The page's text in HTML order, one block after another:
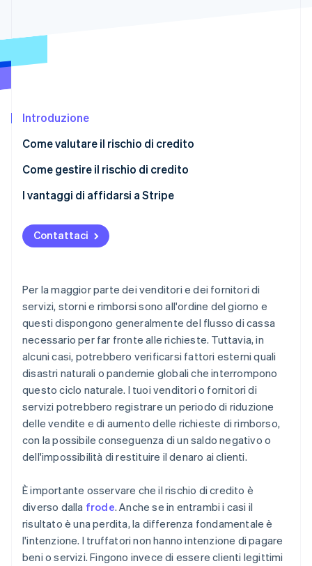
Atlas
Rimozione del carbonio
Verifica online dell'identità
Stripe Sessions 2026
Scopri come Stripe sta costruendo l'infrastruttura
Introduzione
Come valutare il rischio di credito
Come gestire il rischio di credito
I vantaggi di affidarsi a Stripe
Contattaci
Per la maggior parte dei venditori e dei fornitori di
servizi, storni e rimborsi sono all'ordine del giorno e
questi dispongono generalmente del flusso di cassa
necessario per far fronte alle richieste. Tuttavia, in
alcuni casi, potrebbero verificarsi fattori esterni quali
disastri naturali o pandemie globali che interrompono
questo ciclo naturale. I tuoi venditori o fornitori di
servizi potrebbero registrare un periodo di riduzione
delle vendite e di aumento delle richieste di rimborso,
con la possibile conseguenza di un saldo negativo o
dell'impossibilità di restituire il denaro ai clienti.
È importante osservare che il rischio di credito è
diverso dalla frode. Anche se in entrambi i casi il
risultato è una perdita, la differenza fondamentale è
l'intenzione. I truffatori non hanno intenzione di pagare
beni o servizi. Fingono invece di essere clienti legittimi